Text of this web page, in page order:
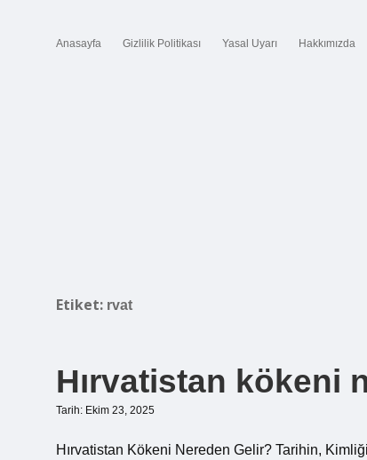
Anasayfa Gizlilik Politikası Yasal Uyarı Hakkımızda
Etiket: rvat
Hırvatistan kökeni
Tarih: Ekim 23, 2025
Hırvatistan Kökeni Nereden Gelir? Tarihin,